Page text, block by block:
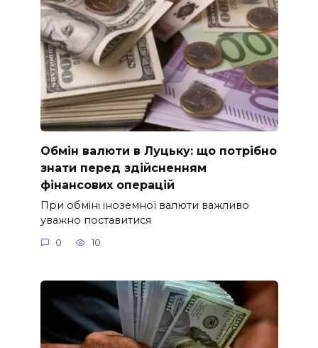
Обмін валюти в Луцьку: що потрібно
знати перед здійсненням
фінансових операцій
При обміні іноземної валюти важливо
уважно поставитися
0 10